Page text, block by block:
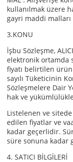
kullanılmak üzere
gayri maddi
3.KONU
İşbu Sözleşme,
elektronik ortamda
fiyatı belirtilen
sayılı Tüketicinin
Sözleşmelere Dair
hak ve
Listelenen ve
edilen fiyatlar ve
kadar geçerlidir.
süre sonuna kadar
4. SATICI BİLGİLERİ